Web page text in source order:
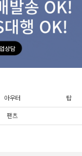
아우터 탑
팬츠